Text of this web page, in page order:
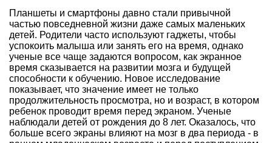
Планшеты и смартфоны давно стали привычной
частью повседневной жизни даже самых маленьких
детей. Родители часто используют гаджеты, чтобы
успокоить малыша или занять его на время, однако
ученые все чаще задаются вопросом, как экранное
время сказывается на развитии мозга и будущей
способности к обучению. Новое исследование
показывает, что значение имеет не только
продолжительность просмотра, но и возраст, в котором
ребенок проводит время перед экраном. Ученые
наблюдали детей от рождения до 8 лет. Оказалось, что
больше всего экраны влияют на мозг в два периода - в